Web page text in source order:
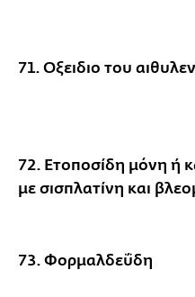
71. Οξειδιο του
72. Ετοποσίδη μόνη ή
με σισπλατίνη και
73. Φορμαλδεΰδη